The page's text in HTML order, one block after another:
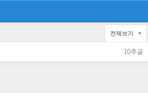
전체보기
10추글